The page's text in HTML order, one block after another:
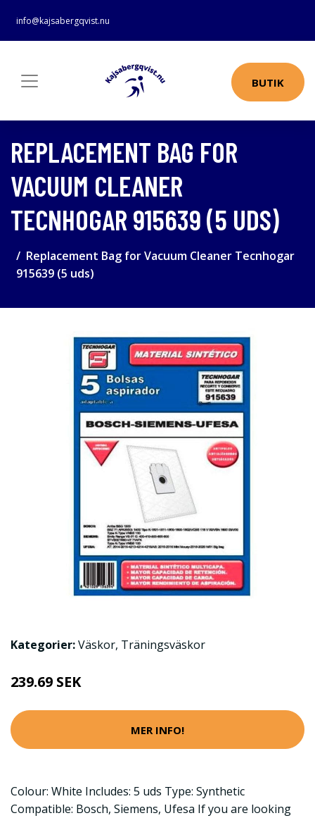
info@kajsabergqvist.nu
BUTIK
REPLACEMENT BAG FOR
VACUUM CLEANER
TECNHOGAR 915639 (5 UDS)
Replacement Bag for Vacuum Cleaner Tecnhogar
915639 (5 uds)
Kategorier:Väskor, Träningsväskor
239.69 SEK
MER INFO!
Colour: White Includes: 5 uds Type: Synthetic
Compatible: Bosch, Siemens, Ufesa If you are looking